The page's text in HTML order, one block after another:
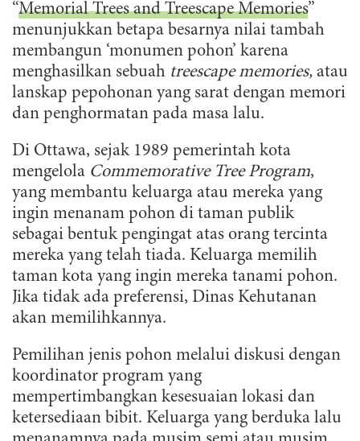
“Memorial Trees and Treescape Memories”
menunjukkan betapa besarnya nilai tambah
membangun ‘monumen pohon’ karena
menghasilkan sebuah treescape memories, atau
lanskap pepohonan yang sarat dengan memori
dan penghormatan pada masa lalu.
Di Ottawa, sejak 1989 pemerintah kota
mengelola Commemorative Tree Program,
yang membantu keluarga atau mereka yang
ingin menanam pohon di taman publik
sebagai bentuk pengingat atas orang tercinta
mereka yang telah tiada. Keluarga memilih
taman kota yang ingin mereka tanami pohon.
Jika tidak ada preferensi, Dinas Kehutanan
akan memilihkannya.
Pemilihan jenis pohon melalui diskusi dengan
koordinator program yang
mempertimbangkan kesesuaian lokasi dan
ketersediaan bibit. Keluarga yang berduka lalu